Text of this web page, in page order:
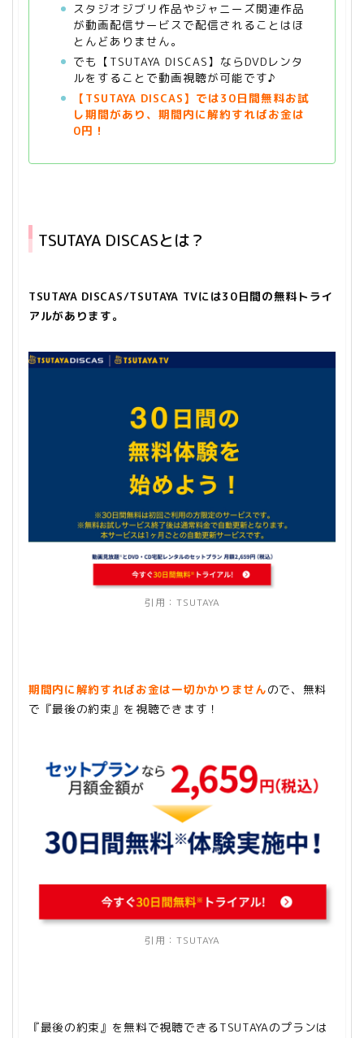
スタジオジブリ作品やジャニーズ関連作品
が動画配信サービスで配信されることはほ
とんどありません。
でも【TSUTAYA DISCAS】ならDVDレンタ
ルをすることで動画視聴が可能です♪
【TSUTAYA DISCAS】では30日間無料お試
し期間があり、期間内に解約すればお金は
0円！
TSUTAYA DISCASとは？
TSUTAYA DISCAS/TSUTAYA TVには30日間の無料トライ
アルがあります。
引用： TSUTAYA
期間内に解約すればお金は一切かかりませんので、無料
で『最後の約束』を視聴できます！
引用： TSUTAYA
『最後の約束』を無料で視聴できるTSUTAYAのプランは